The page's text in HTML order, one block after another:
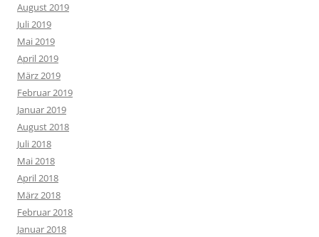
August 2019
Juli 2019
Mai 2019
April 2019
März 2019
Februar 2019
Januar 2019
August 2018
Juli 2018
Mai 2018
April 2018
März 2018
Februar 2018
Januar 2018